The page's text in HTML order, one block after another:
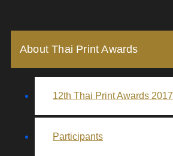
About Thai Print Awards
12th Thai Print Awards 2017
Participants